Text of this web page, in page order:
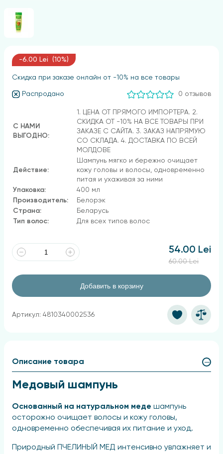
-6.00 Lei (10%)
Скидка при заказе онлайн от -10% на все товары
Распродано 0 отзывов
С НАМИ
ВЫГОДНО:
1. ЦЕНА ОТ ПРЯМОГО ИМПОРТЕРА. 2.
СКИДКА ОТ -10% НА ВСЕ ТОВАРЫ ПРИ
ЗАКАЗЕ С САЙТА. 3. ЗАКАЗ НАПРЯМУЮ
СО СКЛАДА. 4. ДОСТАВКА ПО ВСЕЙ
МОЛДОВЕ
Действие:
Шампунь мягко и бережно очищает
кожу головы и волосы, одновременно
питая и ухаживая за ними
Упаковка:
400 мл
Производитель:
Белорэк
Страна:
Беларусь
Тип волос:
Для всех типов волос
54.00 Lei
60.00 Lei
Добавить в корзину
Артикул: 4810340002536
Описание товара
Медовый шампунь
Основанный на натуральном меде шампунь
осторожно очищает волосы и кожу головы,
одновременно обеспечивая их питание и уход.
Природный ПЧЕЛИНЫЙ МЕД интенсивно увлажняет и